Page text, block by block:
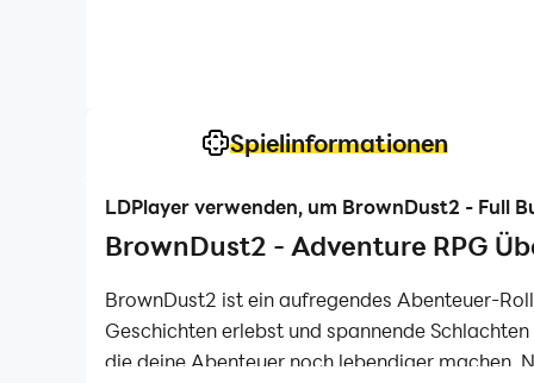
Spielinformationen
LDPlayer verwenden, um BrownDust2 - Full
BrownDust2 - Adventure RPG
BrownDust2 ist ein aufregendes Abenteuer-
Geschichten erlebst und spannende
die deine Abenteuer noch lebendiger machen.